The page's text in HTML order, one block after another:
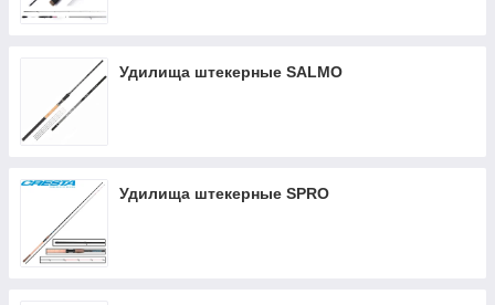
Удилища штекерные SALMO
Удилища штекерные SPRO